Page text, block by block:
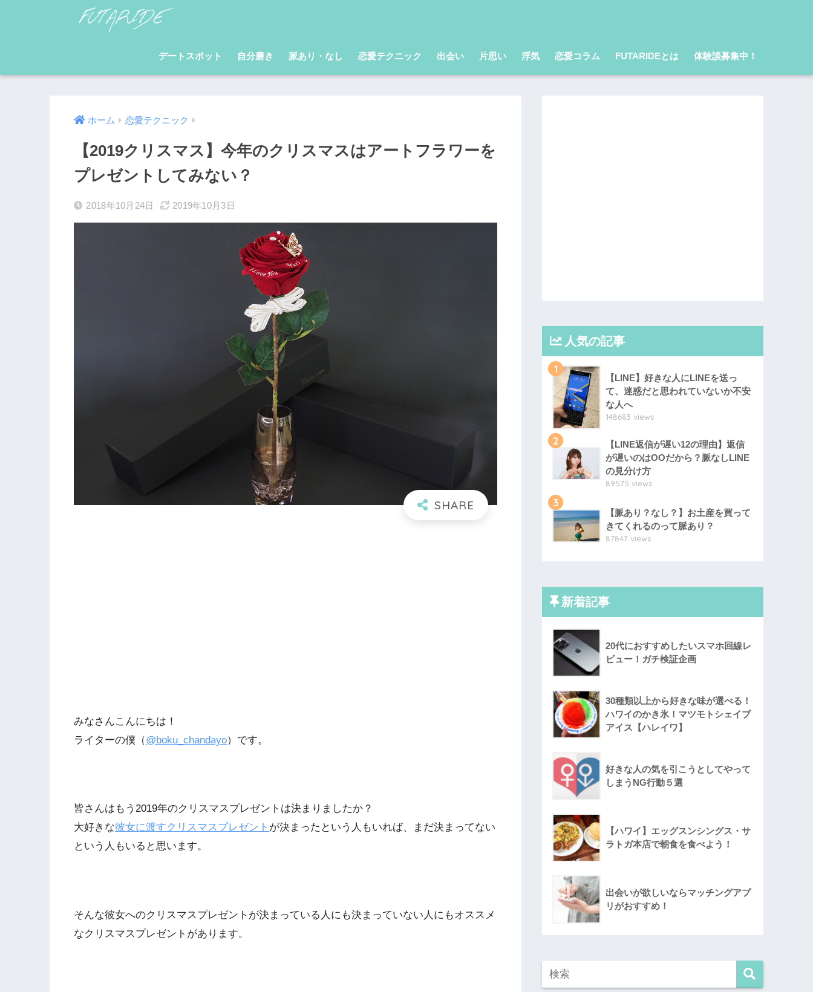
デートスポット 自分磨き 脈あり・なし 恋愛テクニック 出会い 片思い 浮気 恋愛コラム FUTARIDEとは 体験談募集中！
ホーム 恋愛テクニック
【2019クリスマス】今年のクリスマスはアートフラワーを
プレゼントしてみない？
2018年10月24日 2019年10月3日
みなさんこんにちは！
ライターの僕（@boku_chandayo）です。
皆さんはもう2019年のクリスマスプレゼントは決まりましたか？
大好きな彼女に渡すクリスマスプレゼント が決まったという人もいれば、まだ決まってない
という人もいると思います。
そんな彼女へのクリスマスプレゼントが決まっている人にも決まっていない人にもオススメ
なクリスマスプレゼントがあります。
人気の記事
1
【LINE】好きな人にLINEを送っ
て、迷惑だと思われていないか不安
な人へ
148683 views
2
【LINE返信が遅い12の理由】返信
が遅いのはOOだから？脈なしLINE
の見分け方
89575 views
3
【脈あり？なし？】お土産を買って
きてくれるのって脈あり？
87847 views
新着記事
20代におすすめしたいスマホ回線レ
ビュー！ガチ検証企画
30種類以上から好きな味が選べる！
ハワイのかき氷！マツモトシェイブ
アイス【ハレイワ】
好きな人の気を引こうとしてやって
しまうNG行動５選
【ハワイ】エッグスンシングス・サ
ラトガ本店で朝食を食べよう！
出会いが欲しいならマッチングアプ
リがおすすめ！